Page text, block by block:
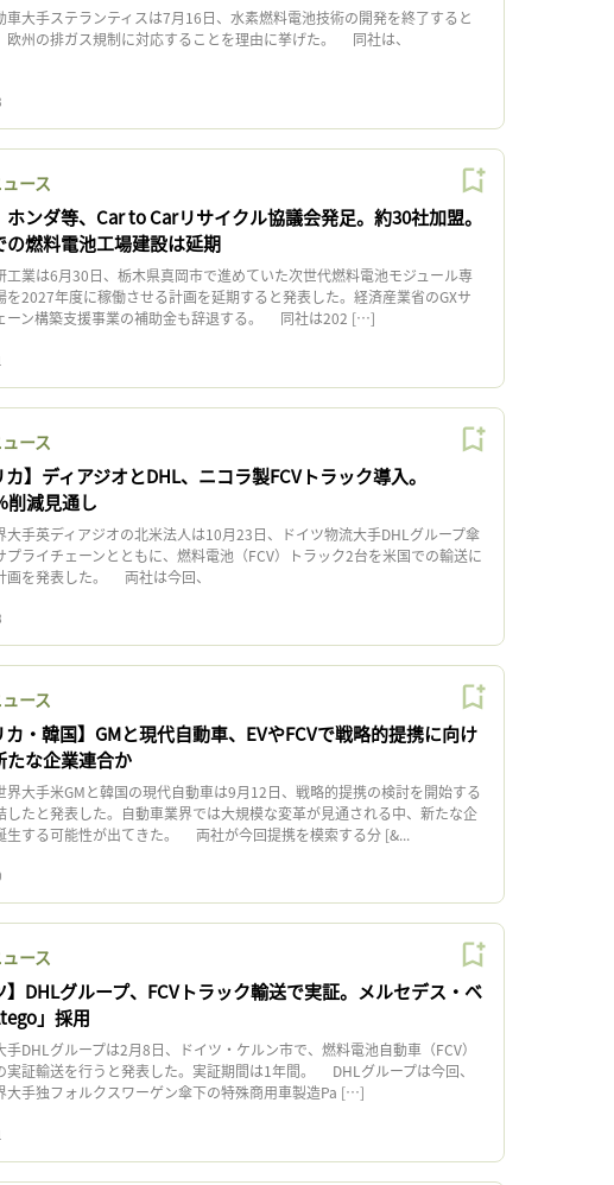
大手ステランティスは7月16日、水素燃料電池技術の開発を終了すると
欧州の排ガス規制に対応することを理由に挙げた。 同社は、
ース
ホンダ等、Car to Carリサイクル協議会発足。約30社加盟。
の燃料電池工場建設は延期
業は6月30日、栃木県真岡市で進めていた次世代燃料電池モジュール専
を2027年度に稼働させる計画を延期すると発表した。経済産業省のGXサ
ーン構築支援事業の補助金も辞退する。 同社は202 […]
ース
カ】ディアジオとDHL、ニコラ製FCVトラック導入。
削減見通し
手英ディアジオの北米法人は10月23日、ドイツ物流大手DHLグループ傘
プライチェーンとともに、燃料電池（FCV）トラック2台を米国での輸送に
画を発表した。 両社は今回、
ース
カ・韓国】GMと現代自動車、EVやFCVで戦略的提携に向け
たな企業連合か
大手米GMと韓国の現代自動車は9月12日、戦略的提携の検討を開始する
したと発表した。自動車業界では大規模な変革が見通される中、新たな企
生する可能性が出てきた。 両社が今回提携を模索する分 [&...
ース
】DHLグループ、FCVトラック輸送で実証。メルセデス・ベ
」採用
DHLグループは2月8日、ドイツ・ケルン市で、燃料電池自動車（FCV）
実証輸送を行うと発表した。実証期間は1年間。 DHLグループは今回、
大手独フォルクスワーゲン傘下の特殊商用車製造Pa […]